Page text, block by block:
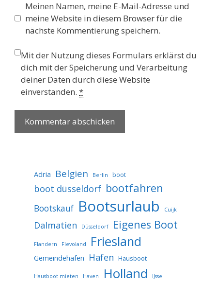
Meinen Namen, meine E-Mail-Adresse und
meine Website in diesem Browser für die
nächste Kommentierung speichern.
Mit der Nutzung dieses Formulars erklärst du
dich mit der Speicherung und Verarbeitung
deiner Daten durch diese Website
einverstanden. *
Adria Belgien Berlin boot
boot düsseldorf bootfahren
Bootskauf Bootsurlaub Cuijk
Dalmatien Düsseldorf Eigenes Boot
Flandern Flevoland Friesland
Gemeindehafen Hafen Hausboot
Hausboot mieten Haven Holland IJssel